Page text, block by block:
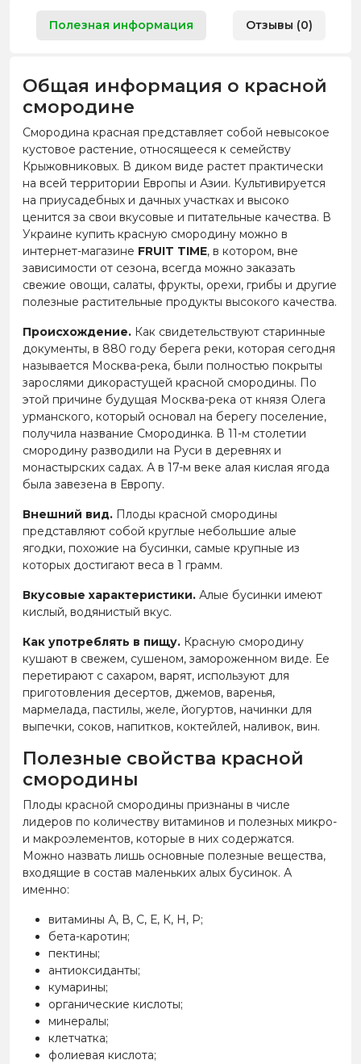
Полезная информация Отзывы (0)
Общая информация о красной
смородине
Смородина красная представляет собой невысокое
кустовое растение, относящееся к семейству
Крыжовниковых. В диком виде растет практически
на всей территории Европы и Азии. Культивируется
на приусадебных и дачных участках и высоко
ценится за свои вкусовые и питательные качества. В
Украине купить красную смородину можно в
интернет-магазине FRUIT TIME, в котором, вне
зависимости от сезона, всегда можно заказать
свежие овощи, салаты, фрукты, орехи, грибы и другие
полезные растительные продукты высокого качества.
Происхождение. Как свидетельствуют старинные
документы, в 880 году берега реки, которая сегодня
называется Москва-река, были полностью покрыты
зарослями дикорастущей красной смородины. По
этой причине будущая Москва-река от князя Олега
урманского, который основал на берегу поселение,
получила название Смородинка. В 11-м столетии
смородину разводили на Руси в деревнях и
монастырских садах. А в 17-м веке алая кислая ягода
была завезена в Европу.
Внешний вид. Плоды красной смородины
представляют собой круглые небольшие алые
ягодки, похожие на бусинки, самые крупные из
которых достигают веса в 1 грамм.
Вкусовые характеристики. Алые бусинки имеют
кислый, водянистый вкус.
Как употреблять в пищу. Красную смородину
кушают в свежем, сушеном, замороженном виде. Ее
перетирают с сахаром, варят, используют для
приготовления десертов, джемов, варенья,
мармелада, пастилы, желе, йогуртов, начинки для
выпечки, соков, напитков, коктейлей, наливок, вин.
Полезные свойства красной
смородины
Плоды красной смородины признаны в числе
лидеров по количеству витаминов и полезных микро-
и макроэлементов, которые в них содержатся.
Можно назвать лишь основные полезные вещества,
входящие в состав маленьких алых бусинок. А
именно:
витамины А, В, С, Е, К, Н, Р;
бета-каротин;
пектины;
антиоксиданты;
кумарины;
органические кислоты;
минералы;
клетчатка;
фолиевая кислота;